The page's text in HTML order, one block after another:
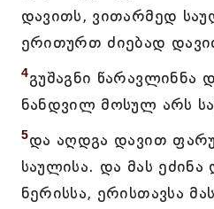
დავითს, ვითარმედ
ერითურთ ძიებად
4გუშაგნი წარავლინნა
ნანდვილ მოსულ არს
5და აღდგა დავით
საულისა. და მას ეძინა
ნერისსა, ერისთავსა